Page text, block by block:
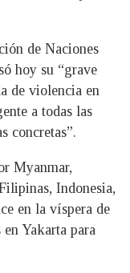
de Naciones
hoy su “grave
de violencia en
a todas las
concretas”.
Myanmar,
Indonesia,
en la víspera de
Yakarta para